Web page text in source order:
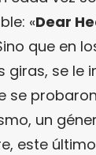
«Dear
que en
giras, se le
se
un
este último